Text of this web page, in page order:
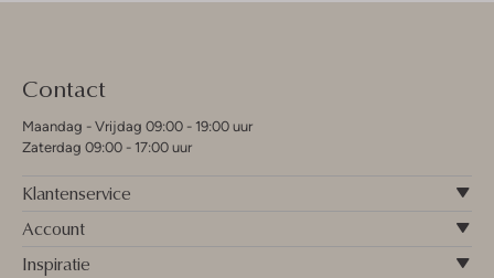
Contact
Maandag - Vrijdag 09:00 - 19:00 uur
Zaterdag 09:00 - 17:00 uur
Klantenservice
Account
Inspiratie